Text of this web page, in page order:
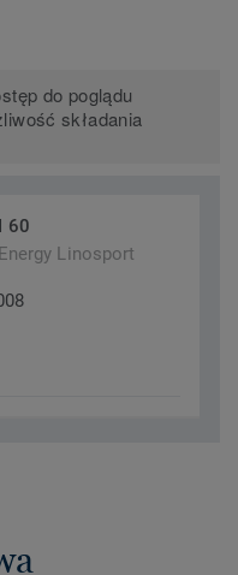
do poglądu
składania
60
Linosport